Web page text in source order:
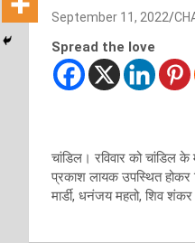
September 11, 2022
Spread the love
चांडिल। रविवार को चांडिल
प्रकाश लायक उपस्थित होकर
मार्डी, धनंजय महतो, शिव